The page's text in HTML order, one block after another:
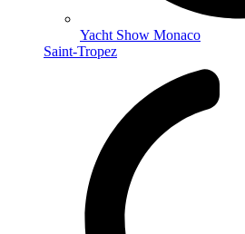
Yacht Show Monaco
Saint-Tropez